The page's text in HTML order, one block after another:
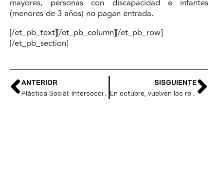
mayores, personas con discapacidad e infantes
(menores de 3 años) no pagan entrada.
[/et_pb_text][/et_pb_column][/et_pb_row]
[/et_pb_section]
ANTERIOR
Plástica Social: Intersecciones entre arte y educación por un museo participativo.
SISGUIENTE
En octubre, vuelven los recorridos gratuitos por el Museo de la Ciudad.